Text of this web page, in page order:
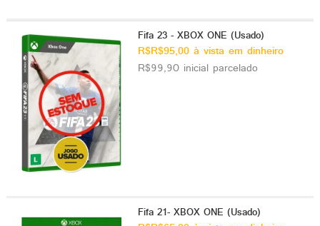
Fifa 23 - XBOX ONE (Usado)
R$R$95,00 à vista em dinheiro
R$99,90 inicial parcelado
Fifa 21- XBOX ONE (Usado)